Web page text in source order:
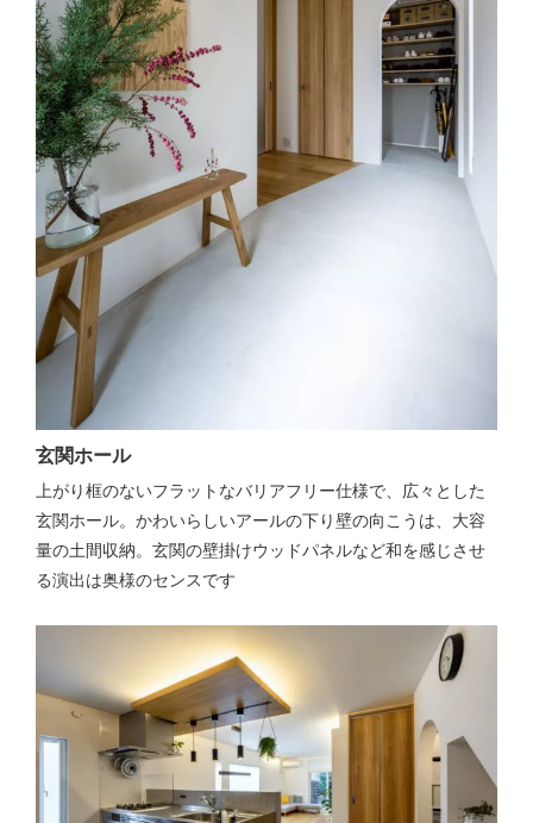
玄関ホール
上がり框のないフラットなバリアフリー仕様で、広々とした
玄関ホール。かわいらしいアールの下り壁の向こうは、大容
量の土間収納。玄関の壁掛けウッドパネルなど和を感じさせ
る演出は奥様のセンスです